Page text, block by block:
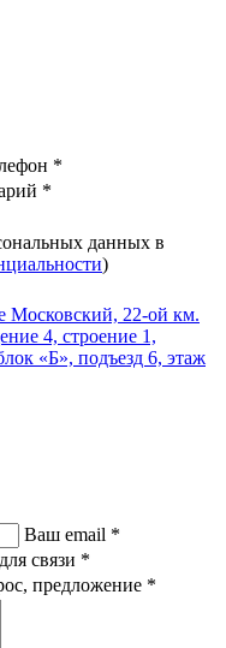
*
*
данных в
)
Московский, 22-ой км.
4, строение 1,
«Б», подъезд 6, этаж
Ваш email *
связи *
предложение *